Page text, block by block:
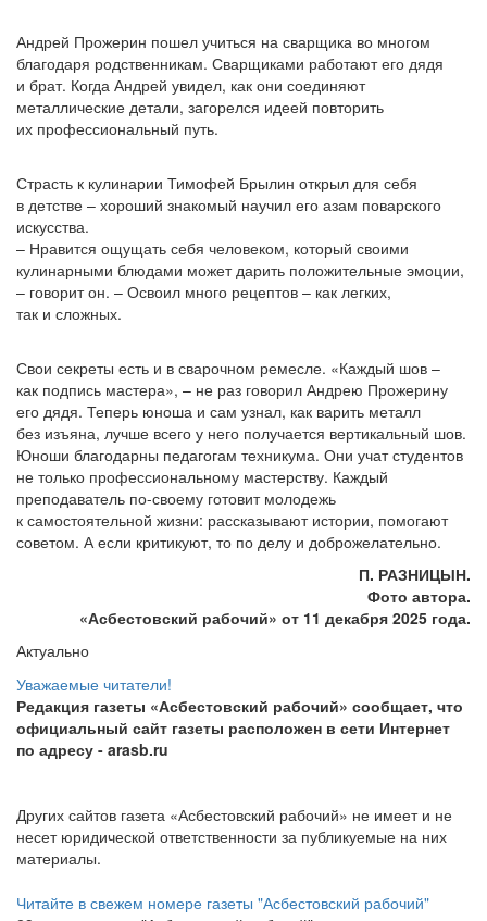
Андрей Прожерин пошел учиться на сварщика во многом
благодаря родственникам. Сварщиками работают его дядя
и брат. Когда Андрей увидел, как они соединяют
металлические детали, загорелся идеей повторить
их профессиональный путь.
Страсть к кулинарии Тимофей Брылин открыл для себя
в детстве – хороший знакомый научил его азам поварского
искусства.
– Нравится ощущать себя человеком, который своими
кулинарными блюдами может дарить положительные эмоции,
– говорит он. – Освоил много рецептов – как легких,
так и сложных.
Свои секреты есть и в сварочном ремесле. «Каждый шов –
как подпись мастера», – не раз говорил Андрею Прожерину
его дядя. Теперь юноша и сам узнал, как варить металл
без изъяна, лучше всего у него получается вертикальный шов.
Юноши благодарны педагогам техникума. Они учат студентов
не только профессиональному мастерству. Каждый
преподаватель по-своему готовит молодежь
к самостоятельной жизни: рассказывают истории, помогают
советом. А если критикуют, то по делу и доброжелательно.
П. РАЗНИЦЫН.
Фото автора.
«Асбестовский рабочий» от 11 декабря 2025 года.
Актуально
Уважаемые читатели!
Редакция газеты «Асбестовский рабочий» сообщает, что
официальный сайт газеты расположен в сети Интернет
по адресу - arasb.ru
Других сайтов газета «Асбестовский рабочий» не имеет и не
несет юридической ответственности за публикуемые на них
материалы.
Читайте в свежем номере газеты "Асбестовский рабочий"